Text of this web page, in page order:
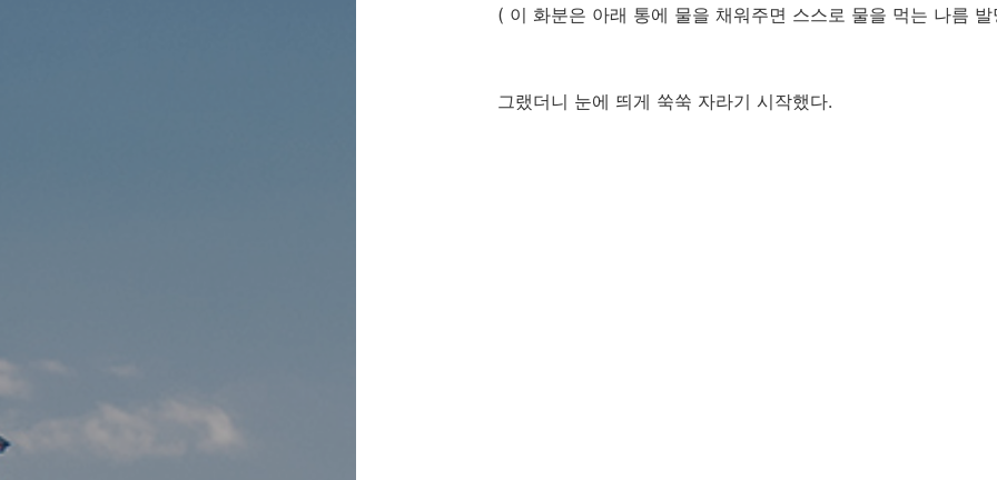
( 이 화분은 아래 통에 물을 채워주면 스스로 물을 먹는 나름 발
그랬더니 눈에 띄게 쑥쑥 자라기 시작했다.